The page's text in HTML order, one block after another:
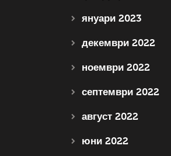
януари 2023
декември 2022
ноември 2022
септември 2022
август 2022
юни 2022